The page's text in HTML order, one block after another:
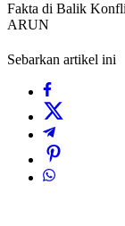
Fakta di Balik
ARUN
Sebarkan artikel ini